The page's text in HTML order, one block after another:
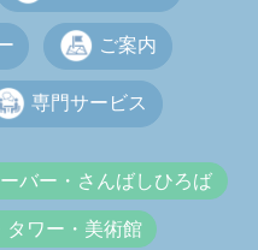
ご案内
専門サービス
バー・さんばしひろば
タワー・美術館